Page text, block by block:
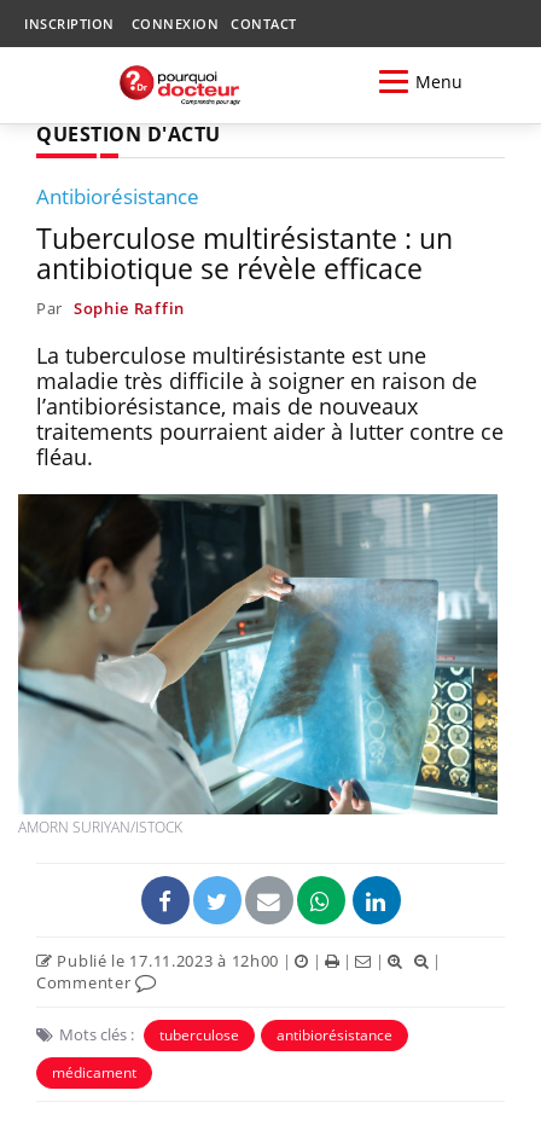
INSCRIPTION CONNEXION CONTACT
Menu
QUESTION D'ACTU
Antibiorésistance
Tuberculose multirésistante : un
antibiotique se révèle efficace
Par Sophie Raffin
La tuberculose multirésistante est une
maladie très difficile à soigner en raison de
l’antibiorésistance, mais de nouveaux
traitements pourraient aider à lutter contre ce
fléau.
AMORN SURIYAN/ISTOCK
Publié le 17.11.2023 à 12h00 | | | |
|
Commenter
Mots clés : tuberculose
antibiorésistance
médicament